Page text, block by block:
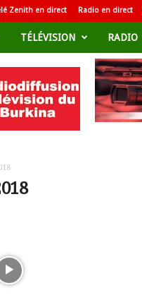
Zenith en direct Radio en direct
TÉLÉVISION RADIO